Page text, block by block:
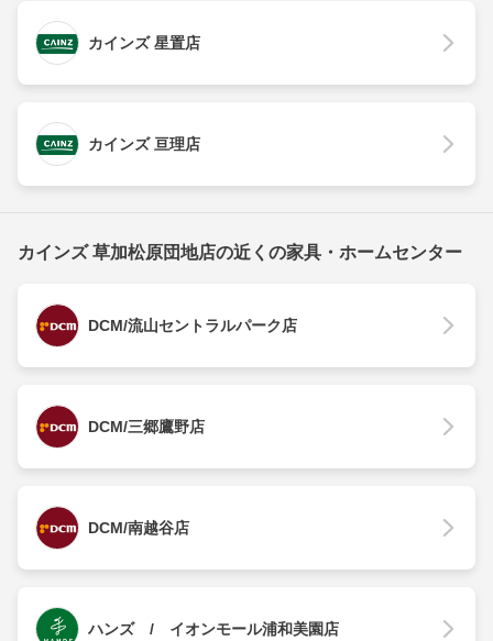
カインズ 星置店
カインズ 亘理店
カインズ 草加松原団地店の近くの家具・ホームセンター
DCM/流山セントラルパーク店
DCM/三郷鷹野店
DCM/南越谷店
ハンズ / イオンモール浦和美園店